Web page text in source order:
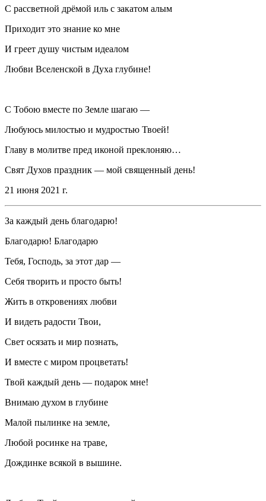
С рассветной дрёмой иль с закатом алым
Приходит это знание ко мне
И греет душу чистым идеалом
Любви Вселенской в Духа глубине!
С Тобою вместе по Земле шагаю —
Любуюсь милостью и мудростью Твоей!
Главу в молитве пред иконой преклоняю…
Свят Духов праздник — мой священный день!
21 июня 2021 г.
За каждый день благодарю!
Благодарю! Благодарю
Тебя, Господь, за этот дар —
Себя творить и просто быть!
Жить в откровениях любви
И видеть радости Твои,
Свет осязать и мир познать,
И вместе с миром процветать!
Твой каждый день — подарок мне!
Внимаю духом в глубине
Малой пылинке на земле,
Любой росинке на траве,
Дождинке всякой в вышине.